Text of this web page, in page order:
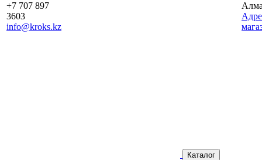
+7 707 897
3603
info@kroks.kz
Каталог